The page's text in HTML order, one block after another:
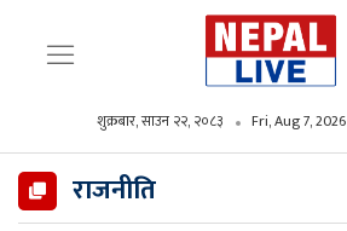
शुक्रबार, साउन २२, २०८३ Fri, Aug 7, 2026
राजनीति